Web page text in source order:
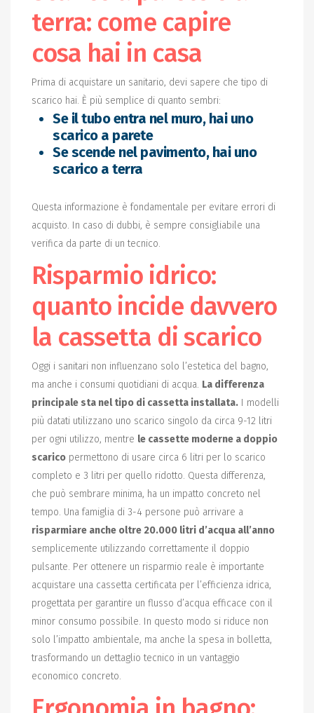
terra: come capire
cosa hai in casa
Prima di acquistare un sanitario, devi sapere che tipo di
scarico hai. È più semplice di quanto sembri:
Se il tubo entra nel muro, hai uno
scarico a parete
Se scende nel pavimento, hai uno
scarico a terra
Questa informazione è fondamentale per evitare errori di
acquisto. In caso di dubbi, è sempre consigliabile una
verifica da parte di un tecnico.
Risparmio idrico:
quanto incide davvero
la cassetta di scarico
Oggi i sanitari non influenzano solo l’estetica del bagno,
ma anche i consumi quotidiani di acqua. La differenza
principale sta nel tipo di cassetta installata. I modelli
più datati utilizzano uno scarico singolo da circa 9-12 litri
per ogni utilizzo, mentre le cassette moderne a doppio
scarico permettono di usare circa 6 litri per lo scarico
completo e 3 litri per quello ridotto. Questa differenza,
che può sembrare minima, ha un impatto concreto nel
tempo. Una famiglia di 3-4 persone può arrivare a
risparmiare anche oltre 20.000 litri d’acqua all’anno
semplicemente utilizzando correttamente il doppio
pulsante. Per ottenere un risparmio reale è importante
acquistare una cassetta certificata per l’efficienza idrica,
progettata per garantire un flusso d’acqua efficace con il
minor consumo possibile. In questo modo si riduce non
solo l’impatto ambientale, ma anche la spesa in bolletta,
trasformando un dettaglio tecnico in un vantaggio
economico concreto.